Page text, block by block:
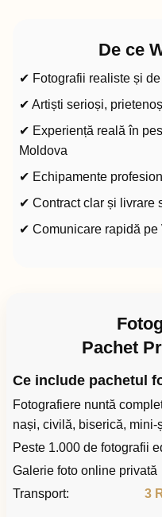
De ce
✔ Fotografii realiste și
✔ Artiști serioși,
✔ Experiență reală în
Moldova
✔ Echipamente
✔ Contract clar și livrare
✔ Comunicare rapidă pe
Pachet
Ce include pachetul
Fotografiere nuntă
nași, civilă, biserică, mini-
Peste 1.000 de fotografii
Galerie foto online privată
Transport:
3